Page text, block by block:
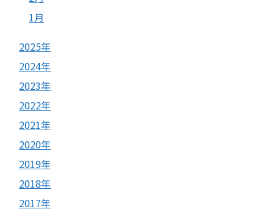
1月
2025年
2024年
2023年
2022年
2021年
2020年
2019年
2018年
2017年